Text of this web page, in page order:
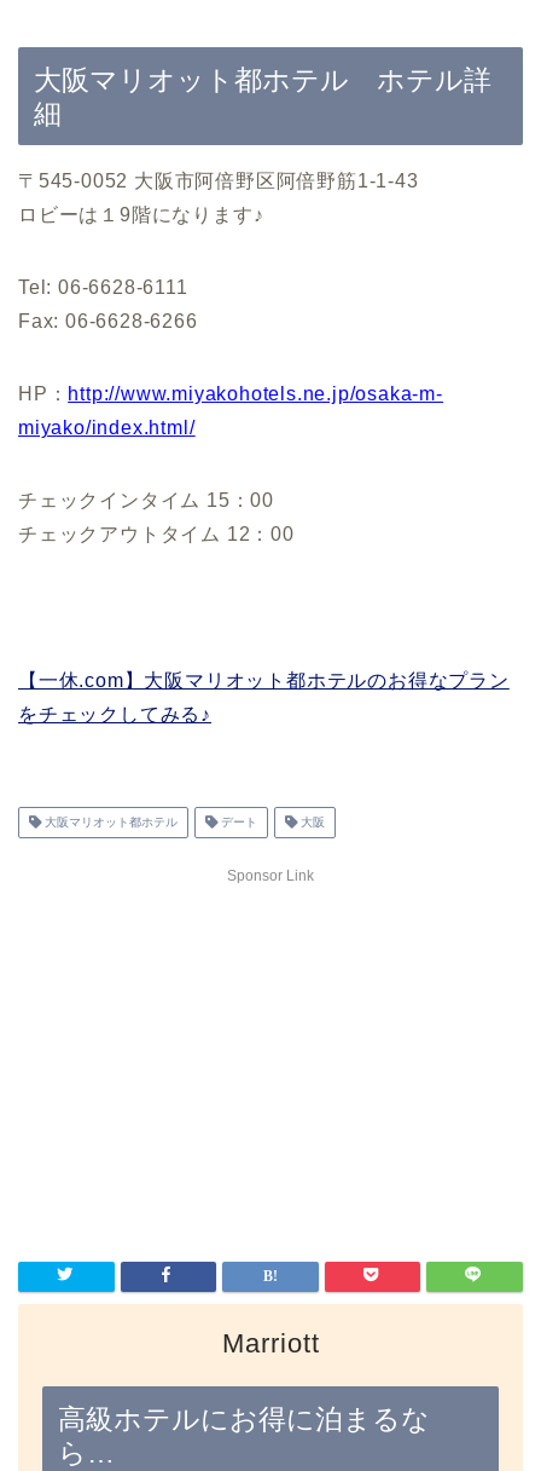
大阪マリオット都ホテル ホテル詳
細
〒545-0052 大阪市阿倍野区阿倍野筋1-1-43
ロビーは１9階になります♪
Tel: 06-6628-6111
Fax: 06-6628-6266
HP： http://www.miyakohotels.ne.jp/osaka-m-
miyako/index.html/
チェックインタイム 15：00
チェックアウトタイム 12：00
【一休.com】大阪マリオット都ホテルのお得なプラン
をチェックしてみる♪
大阪マリオット都ホテル デート 大阪
Sponsor Link
Marriott
高級ホテルにお得に泊まるな
ら…